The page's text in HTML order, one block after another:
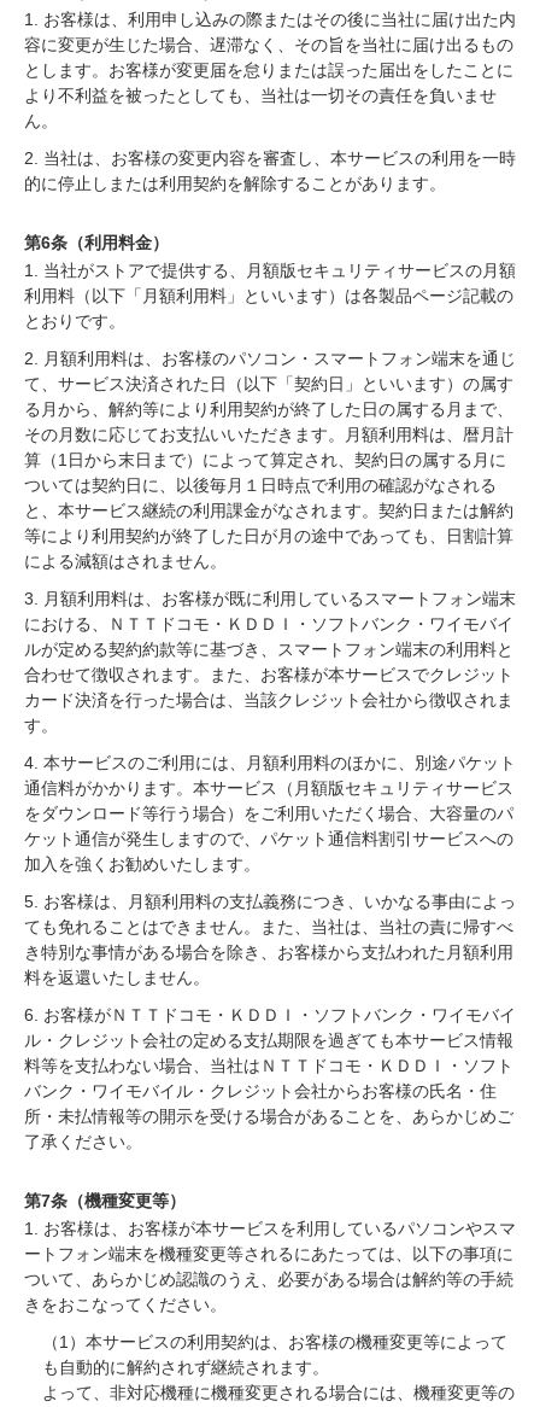
1. お客様は、利用申し込みの際またはその後に当社に届け出た内
容に変更が生じた場合、遅滞なく、その旨を当社に届け出るもの
とします。お客様が変更届を怠りまたは誤った届出をしたことに
より不利益を被ったとしても、当社は一切その責任を負いませ
ん。
2. 当社は、お客様の変更内容を審査し、本サービスの利用を一時
的に停止しまたは利用契約を解除することがあります。
第6条（利用料金）
1. 当社がストアで提供する、月額版セキュリティサービスの月額
利用料（以下「月額利用料」といいます）は各製品ページ記載の
とおりです。
2. 月額利用料は、お客様のパソコン・スマートフォン端末を通じ
て、サービス決済された日（以下「契約日」といいます）の属す
る月から、解約等により利用契約が終了した日の属する月まで、
その月数に応じてお支払いいただきます。月額利用料は、暦月計
算（1日から末日まで）によって算定され、契約日の属する月に
ついては契約日に、以後毎月１日時点で利用の確認がなされる
と、本サービス継続の利用課金がなされます。契約日または解約
等により利用契約が終了した日が月の途中であっても、日割計算
による減額はされません。
3. 月額利用料は、お客様が既に利用しているスマートフォン端末
における、ＮＴＴドコモ・ＫＤＤＩ・ソフトバンク・ワイモバイ
ルが定める契約約款等に基づき、スマートフォン端末の利用料と
合わせて徴収されます。また、お客様が本サービスでクレジット
カード決済を行った場合は、当該クレジット会社から徴収されま
す。
4. 本サービスのご利用には、月額利用料のほかに、別途パケット
通信料がかかります。本サービス（月額版セキュリティサービス
をダウンロード等行う場合）をご利用いただく場合、大容量のパ
ケット通信が発生しますので、パケット通信料割引サービスへの
加入を強くお勧めいたします。
5. お客様は、月額利用料の支払義務につき、いかなる事由によっ
ても免れることはできません。また、当社は、当社の責に帰すべ
き特別な事情がある場合を除き、お客様から支払われた月額利用
料を返還いたしません。
6. お客様がＮＴＴドコモ・ＫＤＤＩ・ソフトバンク・ワイモバイ
ル・クレジット会社の定める支払期限を過ぎても本サービス情報
料等を支払わない場合、当社はＮＴＴドコモ・ＫＤＤＩ・ソフト
バンク・ワイモバイル・クレジット会社からお客様の氏名・住
所・未払情報等の開示を受ける場合があることを、あらかじめご
了承ください。
第7条（機種変更等）
1. お客様は、お客様が本サービスを利用しているパソコンやスマ
ートフォン端末を機種変更等されるにあたっては、以下の事項に
ついて、あらかじめ認識のうえ、必要がある場合は解約等の手続
きをおこなってください。
（1）本サービスの利用契約は、お客様の機種変更等によって
も自動的に解約されず継続されます。
よって、非対応機種に機種変更される場合には、機種変更等の